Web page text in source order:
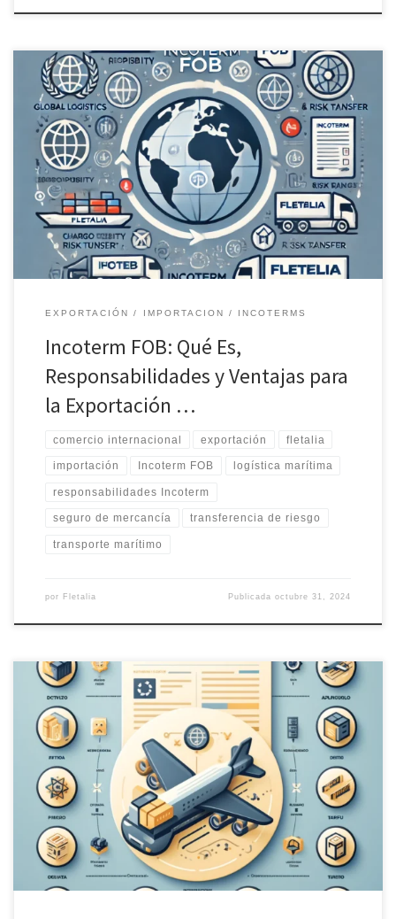
Incoterm FOB (Free On Board), un término clave en el comercio
marítimo donde el vendedor asume los costos hasta el embarque
en el buque, y el comprador toma el riesgo desde ese punto.
Fletalia optimiza envíos internacionales asegurando claridad en
cada etapa de responsabilidad.
EXPORTACIÓN IMPORTACION INCOTERMS
Incoterm FOB: Qué Es,
Responsabilidades y Ventajas para
la Exportación …
comercio internacional exportación fletalia
importación Incoterm FOB logística marítima
responsabilidades Incoterm
seguro de mercancía transferencia de riesgo
transporte marítimo
por Fletalia Publicadaoctubre 31, 2024
Visual sobre el Documento Único Aduanero (DUA): documento
clave en la logística internacional que asegura el cumplimiento
aduanero en importaciones y exportaciones. Fletalia gestiona el
DUA para facilitar procesos seguros y eficientes en tus envíos.